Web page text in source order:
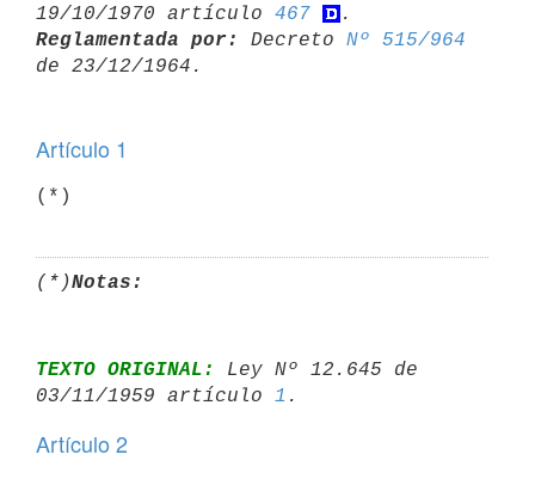
19/10/1970 artículo 467
Reglamentada por:
Decreto Nº 515/964
Artículo 1
(*)
(*)Notas:
TEXTO ORIGINAL:
Ley Nº 12.645 de
03/11/1959 artículo 1
Artículo 2